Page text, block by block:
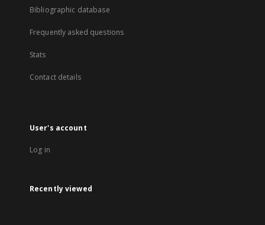
Bibliographic database
Frequently asked questions
Stats
Contact details
User's account
Log in
Recently viewed